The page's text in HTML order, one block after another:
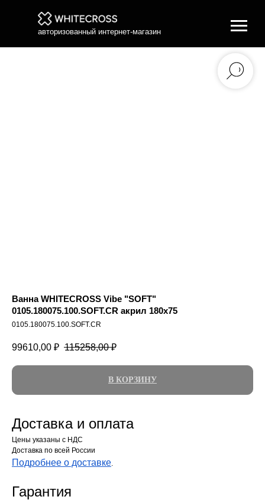
авторизованный интернет-магазин
Ванна WHITECROSS Vibe "SOFT"
0105.180075.100.SOFT.CR акрил 180х75
0105.180075.100.SOFT.CR
99610,00 ₽ 115258,00 ₽
В КОРЗИНУ
Доставка и оплата
Цены указаны с НДС
Доставка по всей России
Подробнее о доставке.
Гарантия